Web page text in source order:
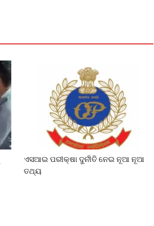
ଏସଆଇ ପରୀକ୍ଷା ଦୁର୍ନୀତି ନେଇ ନୂଆ ନୂଆ
ତଥ୍ୟ